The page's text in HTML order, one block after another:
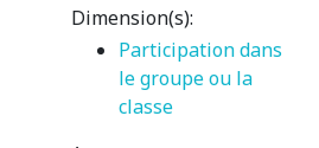
Dimension(s):
Participation dans
le groupe ou la
classe